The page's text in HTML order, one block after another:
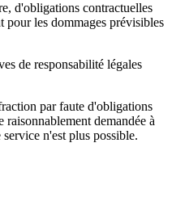
d'obligations contractuelles
pour les dommages prévisibles
de responsabilité légales
par faute d'obligations
raisonnablement demandée à
n'est plus possible.